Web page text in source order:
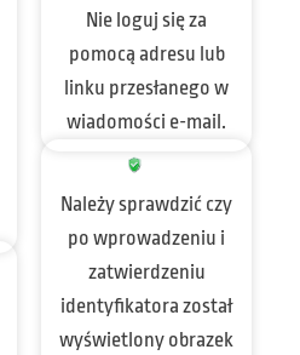
Nie loguj się za
pomocą adresu lub
linku przesłanego w
wiadomości e-mail.
Należy sprawdzić czy
po wprowadzeniu i
zatwierdzeniu
identyfikatora został
wyświetlony obrazek